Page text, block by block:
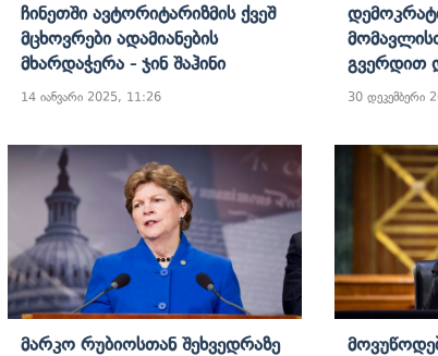
Ჩინეთში Ავტორიტარიზმის Ქვეშ
Მცხოვრები Ადამიანების
Მხარდაჭერა - Ჯინ Შაჰინი
14 იანვარი 2025, 11:26
Გვერდით
30 დეკემბერი
Მარკო Რუბიოსთან Შეხვედრაზე